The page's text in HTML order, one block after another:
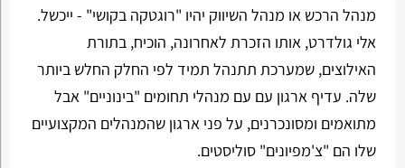
מנהל הרכש או מנהל השיווק יהיו "רוגטקה בקושי" - ייכשל.
אלי גולדרט, אותו הזכרת לאחרונה, הוכיח, בתורת
האילוצים, שמערכת תתנהל תמיד לפי החלק החלש ביותר
שלה. עדיף ארגון עם עם מנהלי תחומים "בינוניים" אבל
מתואמים ומסונכרנים, על פני ארגון שהמנהלים המקצועיים
שלו הם "צ'מפיונים" סוליסטים.